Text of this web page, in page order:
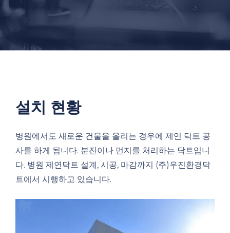
설치 현황
병원에서도 새로운 건물을 올리는 경우에 제연 닥트 공
사를 하게 됩니다. 분진이나 먼지를 처리하는 닥트입니
다. 병원 제연닥트 설계, 시공, 마감까지 (주)우진환경닥
트에서 시행하고 있습니다.